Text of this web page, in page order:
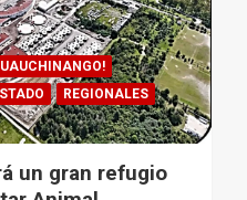
REGIONALES
un gran refugio